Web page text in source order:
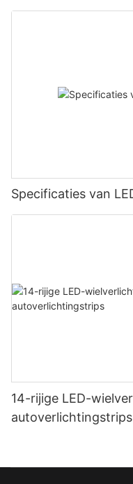
Specificaties van
14-rijige LED-
autoverlichtingstrips